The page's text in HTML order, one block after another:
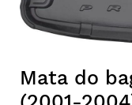
Mata do